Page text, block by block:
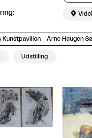
Kunstpavillon - Arne Haugen
Udstilling
